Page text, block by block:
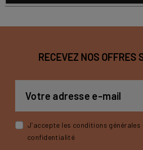
RECEVEZ NOS OFFRES
J'accepte les conditions
confidentialité